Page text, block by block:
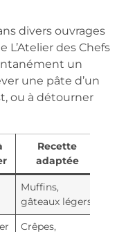
divers ouvrages
L’Atelier des Chefs
un
une pâte d’un
ou à détourner
Recette
adaptée
Muffins,
gâteaux légers
Crêpes,